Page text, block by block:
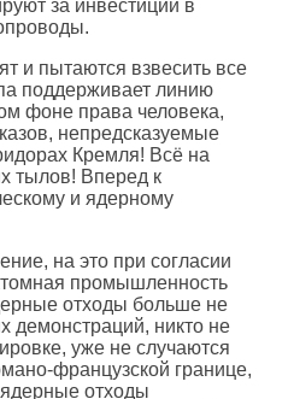
за инвестиции в
и пытаются взвесить все
поддерживает линию
фоне права человека,
непредсказуемые
Кремля! Всё на
тылов! Вперед к
и ядерному
на это при согласии
промышленность
отходы больше не
демонстраций, никто не
уже не случаются
французской границе,
отходы